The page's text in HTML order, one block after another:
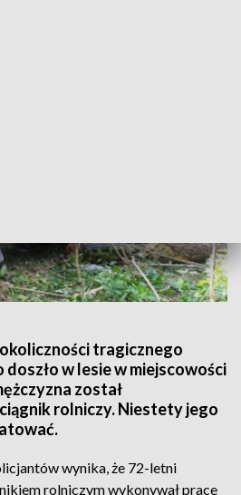
tragicznego
w lesie w miejscowości
został
rolniczy. Niestety jego
wynika, że 72-letni
rolniczym wykonywał prace